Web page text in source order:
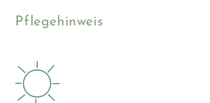
Pflegehinweis